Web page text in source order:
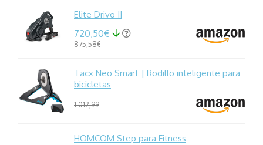
Elite Drivo II
720,50€
875,58€
Tacx Neo Smart | Rodillo inteligente para
bicicletas
1.012,99
HOMCOM Step para Fitness